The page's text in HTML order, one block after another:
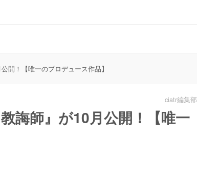
開！【唯一のプロデュース作品】
ciatr編集部
誨師』が10月公開！【唯一